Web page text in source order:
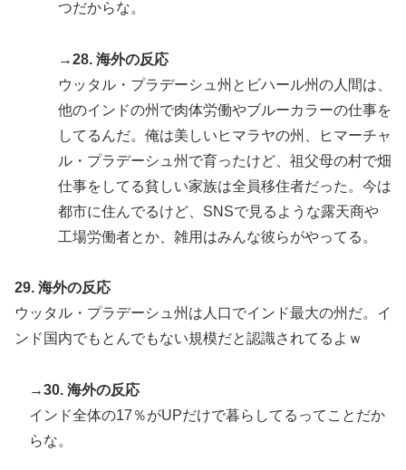
つだからな。
→28. 海外の反応
ウッタル・プラデーシュ州とビハール州の人間は、
他のインドの州で肉体労働やブルーカラーの仕事を
してるんだ。俺は美しいヒマラヤの州、ヒマーチャ
ル・プラデーシュ州で育ったけど、祖父母の村で畑
仕事をしてる貧しい家族は全員移住者だった。今は
都市に住んでるけど、SNSで見るような露天商や
工場労働者とか、雑用はみんな彼らがやってる。
29. 海外の反応
ウッタル・プラデーシュ州は人口でインド最大の州だ。イ
ンド国内でもとんでもない規模だと認識されてるよｗ
→30. 海外の反応
インド全体の17％がUPだけで暮らしてるってことだか
らな。